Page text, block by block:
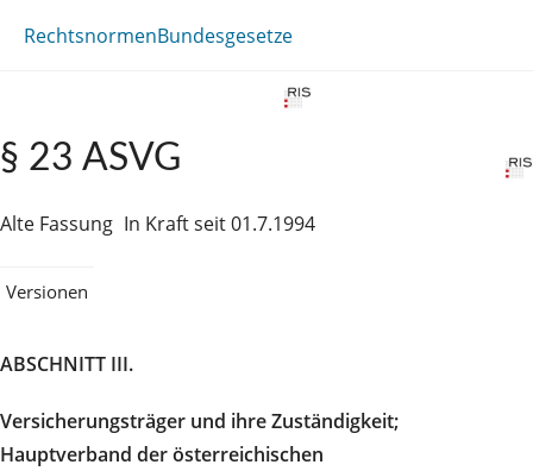
RechtsnormenBundesgesetze
§ 23 ASVG
Alte Fassung In Kraft seit 01.7.1994
Versionen
ABSCHNITT III.
Versicherungsträger und ihre Zuständigkeit;
Hauptverband der österreichischen